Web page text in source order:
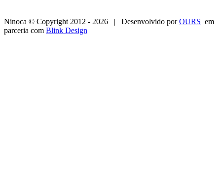
Ninoca © Copyright 2012 - 2026 | Desenvolvido porOURS em
parceria com Blink Design